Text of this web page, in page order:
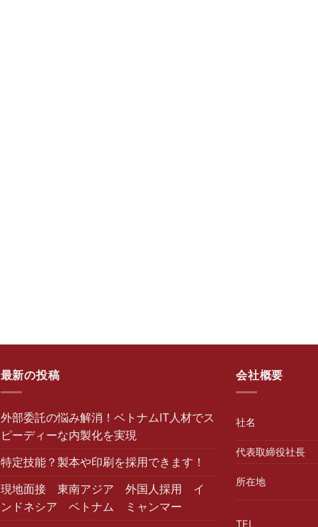
最新の投稿
外部委託の悩み解消！ベトナムIT人材でス
ピーディーな内製化を実現
特定技能？製本や印刷を採用できます！
現地面接 東南アジア 外国人採用 イ
ンドネシア ベトナム ミャンマー
会社概要
社名
代表取締役社長
所在地
TEL